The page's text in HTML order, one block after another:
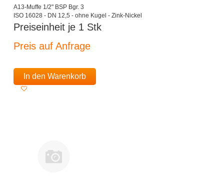
A13-Muffe 1/2" BSP Bgr. 3
ISO 16028 - DN 12,5 - ohne Kugel - Zink-Nickel
Preiseinheit je 1 Stk
Preis auf Anfrage
In den Warenkorb